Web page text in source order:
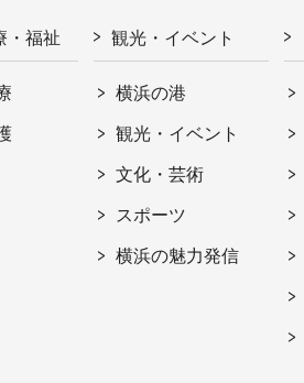
・福祉 観光・イベント
横浜の港
観光・イベント
文化・芸術
スポーツ
横浜の魅力発信